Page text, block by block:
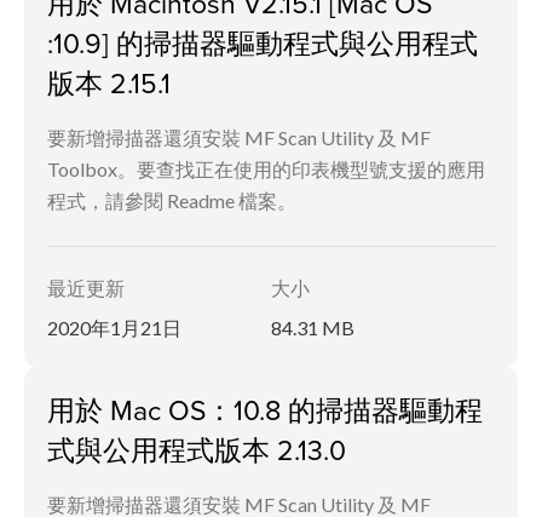
:10.9] 的掃描器驅動程式與公用程式
版本 2.15.1
要新增掃描器還須安裝 MF Scan Utility 及 MF
Toolbox。要查找正在使用的印表機型號支援的應用
程式，請參閱 Readme 檔案。
最近更新
2020年1月21日
大小
84.31 MB
用於 Mac OS：10.8 的掃描器驅動程
式與公用程式版本 2.13.0
要新增掃描器還須安裝 MF Scan Utility 及 MF